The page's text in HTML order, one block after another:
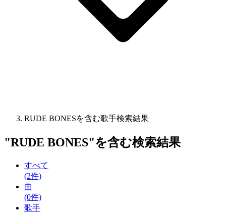
RUDE BONESを含む歌手検索結果
"RUDE BONES"を含む検索結果
すべて
(2件)
曲
(0件)
歌手